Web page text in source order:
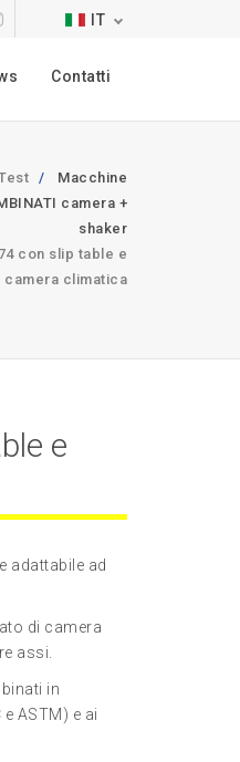
IT
Contatti
Macchine
camera +
shaker
con slip table e
camera climatica
e
e adattabile ad
di camera
assi.
in
ASTM) e ai